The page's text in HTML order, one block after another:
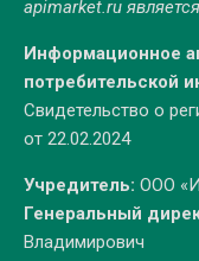
apimarket.ru
Информационное
потребительской
Свидетельство о
от 22.02.2024
Учредитель: ООО
Генеральный
Владимирович